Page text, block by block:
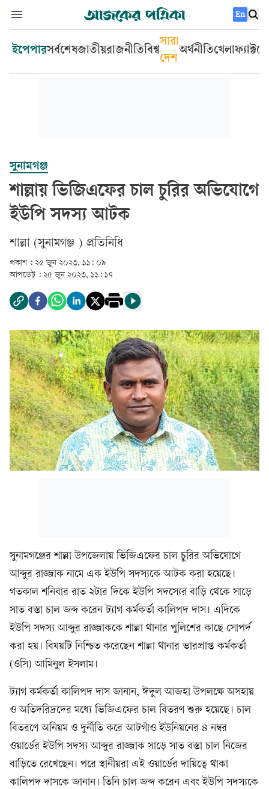
En
ইপেপারসর্বশেষজাতীয়রাজনীতিবিশ্ব
সারা
দেশ
অর্থনীতিখেলা
সুনামগঞ্জ
শাল্লায় ভিজিএফের চাল চুরির অভিযোগে
ইউপি সদস্য আটক
শাল্লা (সুনামগঞ্জ ) প্রতিনিধি
প্রকাশ : ২৫ জুন ২০২৩, ১১: ০৯
আপডেট : ২৫ জুন ২০২৩, ১১: ১৭
সুনামগঞ্জের শাল্লা উপজেলায় ভিজিএফের চাল চুরির অভিযোগে
আব্দুর রাজ্জাক নামে এক ইউপি সদস্যকে আটক করা হয়েছে।
গতকাল শনিবার রাত ২টার দিকে ইউপি সদস্যের বাড়ি থেকে সাড়ে
সাত বস্তা চাল জব্দ করেন ট্যাগ কর্মকর্তা কালিপদ দাস। এদিকে
ইউপি সদস্য আব্দুর রাজ্জাককে শাল্লা থানার পুলিশের কাছে সোপর্দ
করা হয়। বিষয়টি নিশ্চিত করেছেন শাল্লা থানার ভারপ্রাপ্ত কর্মকর্তা
(ওসি) আমিনুল ইসলাম।
ট্যাগ কর্মকর্তা কালিপদ দাস জানান, ঈদুল আজহা উপলক্ষে অসহায়
ও অতিদরিদ্রদের মধ্যে ভিজিএফের চাল বিতরণ শুরু হয়েছে। চাল
বিতরণে অনিয়ম ও দুর্নীতি করে আটগাঁও ইউনিয়নের ৪ নম্বর
ওয়ার্ডের ইউপি সদস্য আব্দুর রাজ্জাক সাড়ে সাত বস্তা চাল নিজের
বাড়িতে রেখেছেন। পরে স্থানীয়রা এই ওয়ার্ডের দায়িত্বে থাকা
কালিপদ দাসকে জানান। তিনি চাল জব্দ করেন এবং ইউপি সদস্যকে